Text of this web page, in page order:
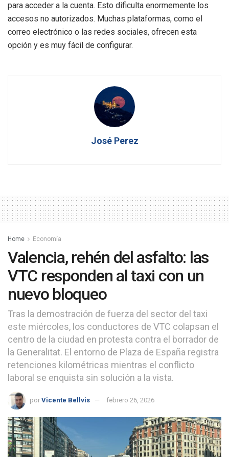
para acceder a la cuenta. Esto dificulta enormemente los
accesos no autorizados. Muchas plataformas, como el
correo electrónico o las redes sociales, ofrecen esta
opción y es muy fácil de configurar.
José Perez
Home Economía
Valencia, rehén del asfalto: las
VTC responden al taxi con un
nuevo bloqueo
Tras la demostración de fuerza del sector del taxi
este miércoles, los conductores de VTC colapsan el
centro de la ciudad en protesta contra el borrador de
la Generalitat. El entorno de Plaza de España registra
retenciones kilométricas mientras el conflicto
laboral se enquista sin solución a la vista.
por Vicente Bellvis febrero 26, 2026